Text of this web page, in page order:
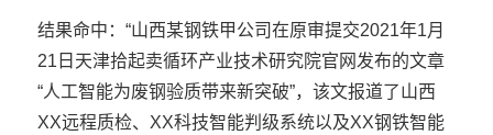
结果命中：“山西某钢铁甲公司在原审提交2021年1月
21日天津拾起卖循环产业技术研究院官网发布的文章
“人工智能为废钢验质带来新突破”，该文报道了山西
XX远程质检、XX科技智能判级系统以及XX钢铁智能